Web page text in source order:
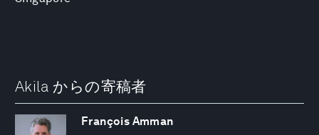
Akila からの寄稿者
François Amman